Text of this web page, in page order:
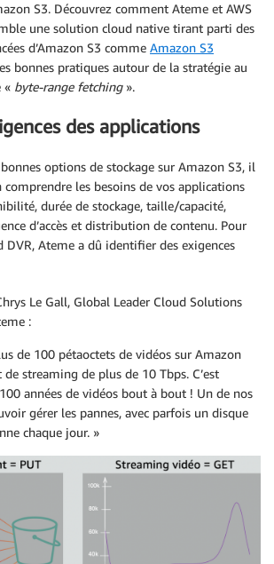
S3. Découvrez comment Ateme et AWS
une solution cloud native tirant parti des
d’Amazon S3 comme Amazon S3
bonnes pratiques autour de la stratégie au
« byte-range fetching».
des applications
options de stockage sur Amazon S3, il
comprendre les besoins de vos applications
durée de stockage, taille/capacité,
d’accès et distribution de contenu. Pour
DVR, Ateme a dû identifier des exigences
Le Gall, Global Leader Cloud Solutions
:
de 100 pétaoctets de vidéos sur Amazon
de streaming de plus de 10 Tbps. C’est
années de vidéos bout à bout ! Un de nos
gérer les pannes, avec parfois un disque
chaque jour. »